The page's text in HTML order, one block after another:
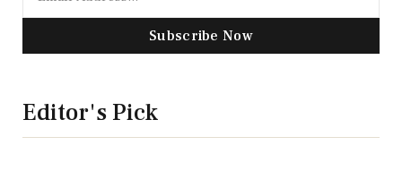
Subscribe Now
Editor's Pick